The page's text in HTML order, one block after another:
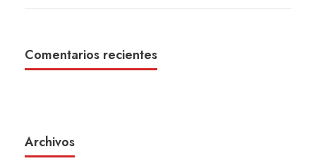
Comentarios recientes
Archivos